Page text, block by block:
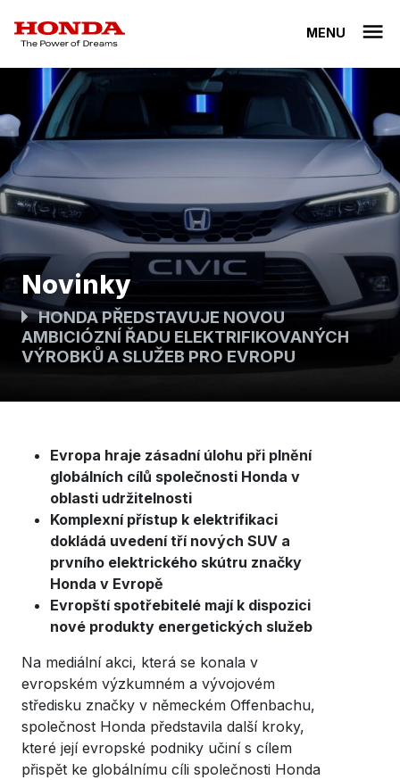
MENU
Novinky
HONDA PŘEDSTAVUJE NOVOU
AMBICIÓZNÍ ŘADU ELEKTRIFIKOVANÝCH
VÝROBKŮ A SLUŽEB PRO EVROPU
Evropa hraje zásadní úlohu při plnění
globálních cílů společnosti Honda v
oblasti udržitelnosti
Komplexní přístup k elektrifikaci
dokládá uvedení tří nových SUV a
prvního elektrického skútru značky
Honda v Evropě
Evropští spotřebitelé mají k dispozici
nové produkty energetických služeb
Na mediální akci, která se konala v
evropském výzkumném a vývojovém
středisku značky v německém Offenbachu,
společnost Honda představila další kroky,
které její evropské podniky učiní s cílem
přispět ke globálnímu cíli společnosti Honda